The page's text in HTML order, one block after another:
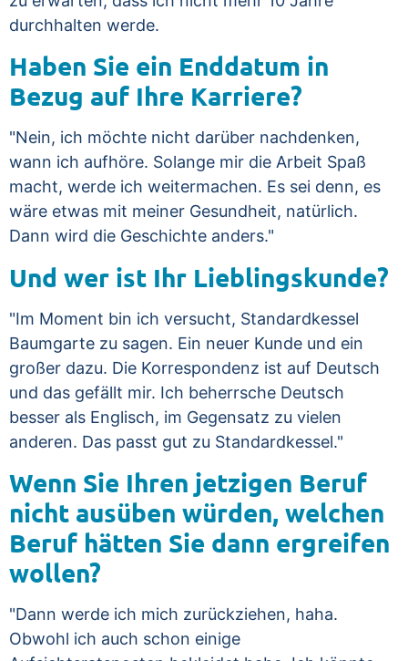
durchhalten werde.
Haben Sie ein Enddatum in
Bezug auf Ihre Karriere?
"Nein, ich möchte nicht darüber nachdenken,
wann ich aufhöre. Solange mir die Arbeit Spaß
macht, werde ich weitermachen. Es sei denn, es
wäre etwas mit meiner Gesundheit, natürlich.
Dann wird die Geschichte anders."
Und wer ist Ihr Lieblingskunde?
"Im Moment bin ich versucht, Standardkessel
Baumgarte zu sagen. Ein neuer Kunde und ein
großer dazu. Die Korrespondenz ist auf Deutsch
und das gefällt mir. Ich beherrsche Deutsch
besser als Englisch, im Gegensatz zu vielen
anderen. Das passt gut zu Standardkessel."
Wenn Sie Ihren jetzigen Beruf
nicht ausüben würden, welchen
Beruf hätten Sie dann ergreifen
wollen?
"Dann werde ich mich zurückziehen, haha.
Obwohl ich auch schon einige